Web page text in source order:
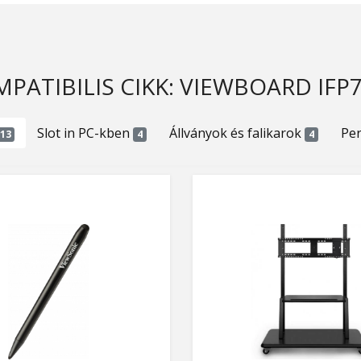
CIKK: VIEWBOARD
13 Slot in PC-kben 4 Állványok és falikarok 4